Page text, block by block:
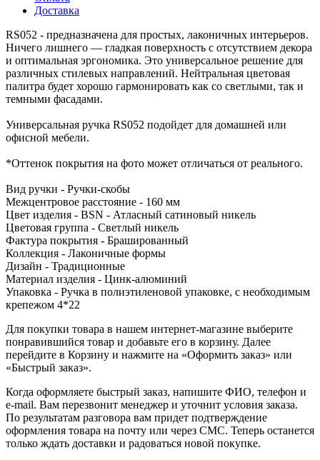
Доставка
RS052 - предназначена для простых, лаконичных интерьеров.
Ничего лишнего — гладкая поверхность с отсутствием декора
и оптимальная эргономика. Это универсальное решение для
различных стилевых направлений. Нейтральная цветовая
палитра будет хорошо гармонировать как со светлыми, так и
темными фасадами.
Универсальная ручка RS052 подойдет для домашней или
офисной мебели.
*Оттенок покрытия на фото может отличаться от реального.
Вид ручки - Ручки-скобы
Межцентровое расстояние - 160 мм
Цвет изделия - BSN - Атласный сатиновый никель
Цветовая группа - Светлый никель
Фактура покрытия - Брашированный
Коллекция - Лаконичные формы
Дизайн - Традиционные
Материал изделия - Цинк-алюминий
Упаковка - Ручка в полиэтиленовой упаковке, с необходимым
крепежом 4*22
Для покупки товара в нашем интернет-магазине выберите
понравившийся товар и добавьте его в корзину. Далее
перейдите в Корзину и нажмите на «Оформить заказ» или
«Быстрый заказ».
Когда оформляете быстрый заказ, напишите ФИО, телефон и
e-mail. Вам перезвонит менеджер и уточнит условия заказа.
По результатам разговора вам придет подтверждение
оформления товара на почту или через СМС. Теперь останется
только ждать доставки и радоваться новой покупке.